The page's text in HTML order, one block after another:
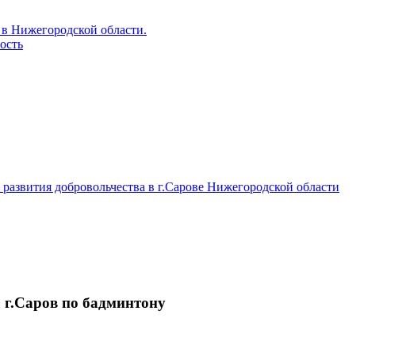
Нижегородской области.
добровольчества в г.Сарове Нижегородской области
по бадминтону